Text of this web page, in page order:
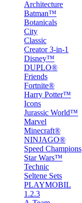
Architecture
Batman™
Botanicals
City
Classic
Creator 3-in-1
Disney™
DUPLO®
Friends
Fortnite®
Harry Potter™
Icons
Jurassic World™
Marvel
Minecraft®
NINJAGO®
Speed Champions
Star Wars™
Technic
Seltene Sets
PLAYMOBIL
1.2.3